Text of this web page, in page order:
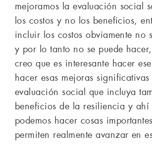
mejoramos la evaluación social
los costos y no los beneficios,
incluir los costos obviamente no
y por lo tanto no se puede
creo que es interesante hacer
hacer esas mejoras
evaluación social que incluya
beneficios de la resiliencia y ahí
podemos hacer cosas
permiten realmente avanzar en